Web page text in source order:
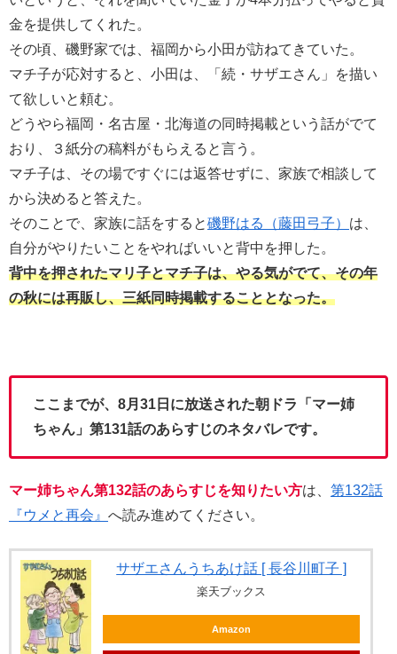
金を提供してくれた。
その頃、磯野家では、福岡から小田が訪ねてきていた。
マチ子が応対すると、小田は、「続・サザエさん」を描い
て欲しいと頼む。
どうやら福岡・名古屋・北海道の同時掲載という話がでて
おり、３紙分の稿料がもらえると言う。
マチ子は、その場ですぐには返答せずに、家族で相談して
から決めると答えた。
そのことで、家族に話をすると磯野はる（藤田弓子） は、
自分がやりたいことをやればいいと背中を押した。
背中を押されたマリ子とマチ子は、やる気がでて、その年
の秋には再販し、三紙同時掲載することとなった。
ここまでが、8月31日に放送された朝ドラ「マー姉
ちゃん」第131話のあらすじのネタバレです。
マー姉ちゃん第132話のあらすじを知りたい方は、 第132話
『ウメと再会』 へ読み進めてください。
サザエさんうちあけ話 [ 長谷川町子 ]
楽天ブックス
Amazon